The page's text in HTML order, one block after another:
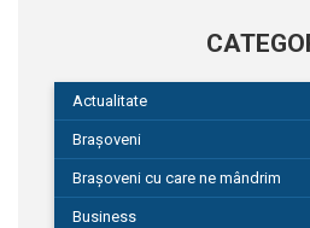
Actualitate
Brașoveni
Brașoveni cu care ne mândrim
Business